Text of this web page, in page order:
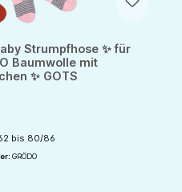
Strumpfhose ✨ für
Baumwolle mit
✨ GOTS
bis 80/86
GRÖDO